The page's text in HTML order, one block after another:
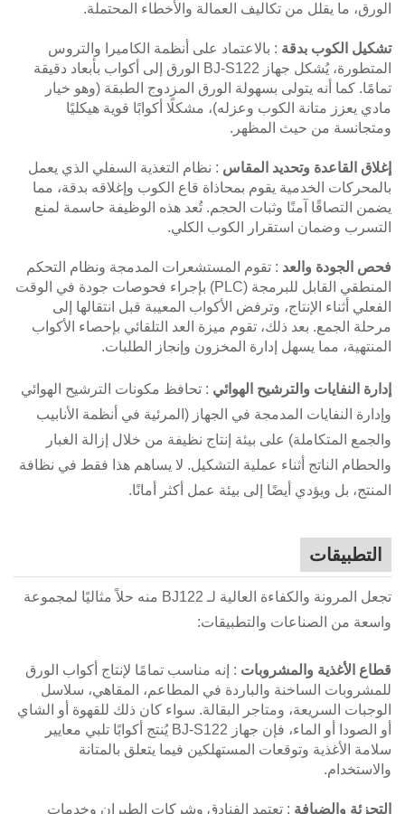
الورق، ما يقلل من تكاليف العمالة والأخطاء المحتملة.
تشكيل الكوب بدقة : بالاعتماد على أنظمة الكاميرا والتروس
المتطورة، يُشكل جهاز BJ-S122 الورق إلى أكواب بأبعاد دقيقة
تمامًا. كما أنه يتولى بسهولة الورق المزدوج الطبقة (وهو خيار
مادي يعزز متانة الكوب وعزله)، مشكلًا أكوابًا قوية هيكليًا
ومتجانسة من حيث المظهر.
إغلاق القاعدة وتحديد المقاس : نظام التغذية السفلي الذي يعمل
بالمحركات الخدمية يقوم بمحاذاة قاع الكوب وإغلاقه بدقة، مما
يضمن التصاقًا آمنًا وثبات الحجم. تُعد هذه الوظيفة حاسمة لمنع
التسرب وضمان استقرار الكوب الكلي.
فحص الجودة والعد : تقوم المستشعرات المدمجة ونظام التحكم
المنطقي القابل للبرمجة (PLC) بإجراء فحوصات جودة في الوقت
الفعلي أثناء الإنتاج، وترفض الأكواب المعيبة قبل انتقالها إلى
مرحلة الجمع. بعد ذلك، تقوم ميزة العد التلقائي بإحصاء الأكواب
المنتهية، مما يسهل إدارة المخزون وإنجاز الطلبات.
إدارة النفايات والترشيح الهوائي : تحافظ مكونات الترشيح الهوائي
وإدارة النفايات المدمجة في الجهاز (المرئية في أنظمة الأنابيب
والجمع المتكاملة) على بيئة إنتاج نظيفة من خلال إزالة الغبار
والحطام الناتج أثناء عملية التشكيل. لا يساهم هذا فقط في نظافة
المنتج، بل ويؤدي أيضًا إلى بيئة عمل أكثر أمانًا.
التطبيقات
تجعل المرونة والكفاءة العالية لـ BJ122 منه حلاً مثاليًا لمجموعة
واسعة من الصناعات والتطبيقات:
قطاع الأغذية والمشروبات : إنه مناسب تمامًا لإنتاج أكواب الورق
للمشروبات الساخنة والباردة في المطاعم، المقاهي، سلاسل
الوجبات السريعة، ومتاجر البقالة. سواء كان ذلك للقهوة أو الشاي
أو الصودا أو الماء، فإن جهاز BJ-S122 يُنتج أكوابًا تلبي معايير
سلامة الأغذية وتوقعات المستهلكين فيما يتعلق بالمتانة
والاستخدام.
التجزئة والضيافة : تعتمد الفنادق وشركات الطيران وخدمات